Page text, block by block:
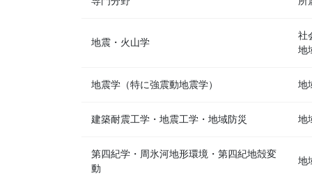
地震・火山学
社
地
地震学（特に強震動地震学） 地
建築耐震工学・地震工学・地域防災 地
第四紀学・周氷河地形環境・第四紀地殻変
動
地